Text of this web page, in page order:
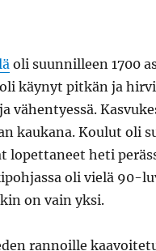
oli suunnilleen 1700
käynyt pitkän ja
vähentyessä.
kaukana. Koulut oli
lopettaneet heti
oli vielä 90-
on vain yksi.
rannoille